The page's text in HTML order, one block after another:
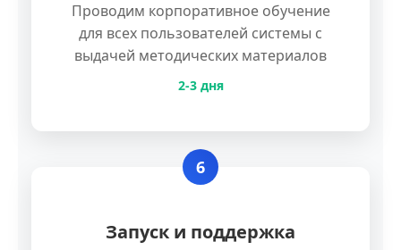
Проводим корпоративное обучение
для всех пользователей системы с
выдачей методических материалов
2-3 дня
6
Запуск и поддержка